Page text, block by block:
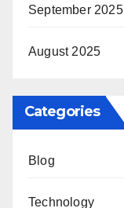
September 2025
August 2025
Categories
Blog
Technology